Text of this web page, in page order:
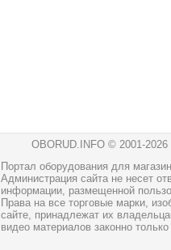
OBORUD.INFO © 2001-2026
Портал оборудования для
Администрация сайта не несет
информации, размещенной
Права на все торговые марки,
сайте, принадлежат их
видео материалов законно